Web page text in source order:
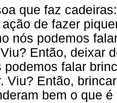
que faz
de fazer
nós podemos
Então, deixar
podemos falar
Viu? Então,
bem o que